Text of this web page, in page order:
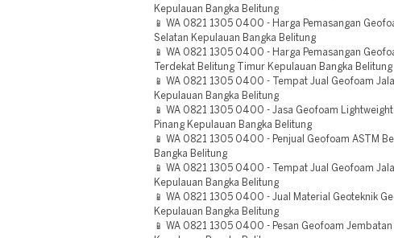
Kepulauan Bangka Belitung
📱 WA 0821 1305 0400 - Harga Pemasangan
Selatan Kepulauan Bangka Belitung
📱 WA 0821 1305 0400 - Harga Pemasangan
Terdekat Belitung Timur Kepulauan Bangka Belitung
📱 WA 0821 1305 0400 - Tempat Jual Geofoam
Kepulauan Bangka Belitung
📱 WA 0821 1305 0400 - Jasa Geofoam Lightweight
Pinang Kepulauan Bangka Belitung
📱 WA 0821 1305 0400 - Penjual Geofoam ASTM
Bangka Belitung
📱 WA 0821 1305 0400 - Tempat Jual Geofoam
Kepulauan Bangka Belitung
📱 WA 0821 1305 0400 - Jual Material Geoteknik
Kepulauan Bangka Belitung
📱 WA 0821 1305 0400 - Pesan Geofoam